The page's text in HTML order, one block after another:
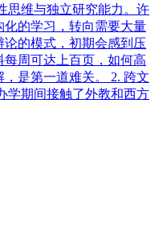
思维与独立研究能力。许
的学习，转向需要大量
的模式，初期会感到压
周可达上百页，如何高
是第一道难关。 2. 跨文
学期间接触了外教和西方